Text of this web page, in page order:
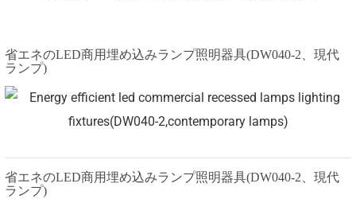
省エネのLED商用埋め込みランプ照明器具(DW040-2、現代
ランプ)
省エネのLED商用埋め込みランプ照明器具(DW040-2、現代
ランプ)